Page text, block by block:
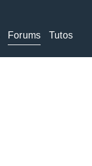
Forums Tutos